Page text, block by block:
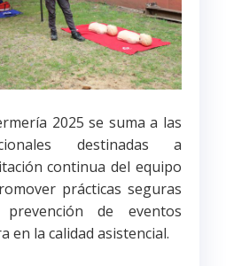
2025 se suma a las
destinadas a
continua del equipo
prácticas seguras
de eventos
en la calidad asistencial.